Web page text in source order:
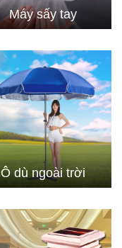
Máy sấy tay
Ô dù ngoài trời